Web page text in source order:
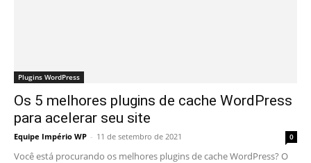
Plugins WordPress
Os 5 melhores plugins de cache WordPress
para acelerar seu site
Equipe Império WP - 11 de setembro de 2021 0
Você está procurando os melhores plugins de cache WordPress? O